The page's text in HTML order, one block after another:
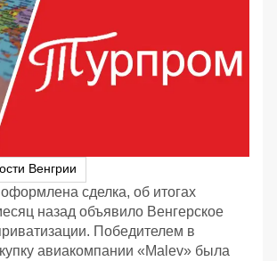
Венгрии
сделка, об итогах
назад объявило Венгерское
Победителем в
авиакомпании «Malev» была